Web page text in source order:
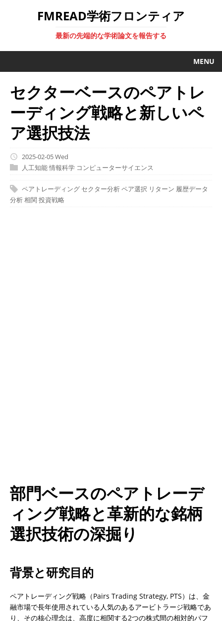
FMREAD学術フロンティア
最新の先端的な学術論文を報告する
MENU
セクターベースのペアトレ
ーディング戦略と新しいペ
ア選択技法
2025-02-05 Wed
人工知能情報科学 コンピューターサイエンス
ペアトレーディング セクター分析ペア選択 リターン 履歴データ
分析相関投資戦略
部門ベースのペアトレーデ
ィング戦略と革新的な銘柄
選択技術の深掘り
背景と研究目的
ペアトレーディング戦略（Pairs Trading Strategy, PTS）は、金
融市場で長年使用されている人気のあるアービトラージ戦略であ
り、その核心理念は、高度に相関する2つの株式間の相対的パフ